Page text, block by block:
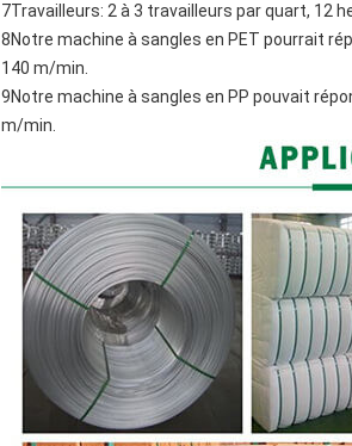
7Travailleurs: 2 à 3 travailleurs par quart, 12
8Notre machine à sangles en PET pourrait
140 m/min.
9Notre machine à sangles en PP pouvait
m/min.